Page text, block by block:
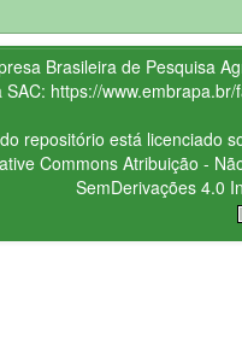
Brasileira de Pesquisa
SAC: https://www.embrapa.br/
repositório está licenciado
CommonsAtribuição -
SemDerivações 4.0